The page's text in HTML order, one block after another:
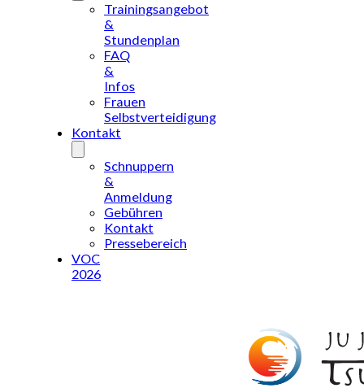
Trainingsangebot
&
Stundenplan
FAQ
&
Infos
Frauen
Selbstverteidigung
Kontakt
Schnuppern
&
Anmeldung
Gebühren
Kontakt
Pressebereich
VOC
2026